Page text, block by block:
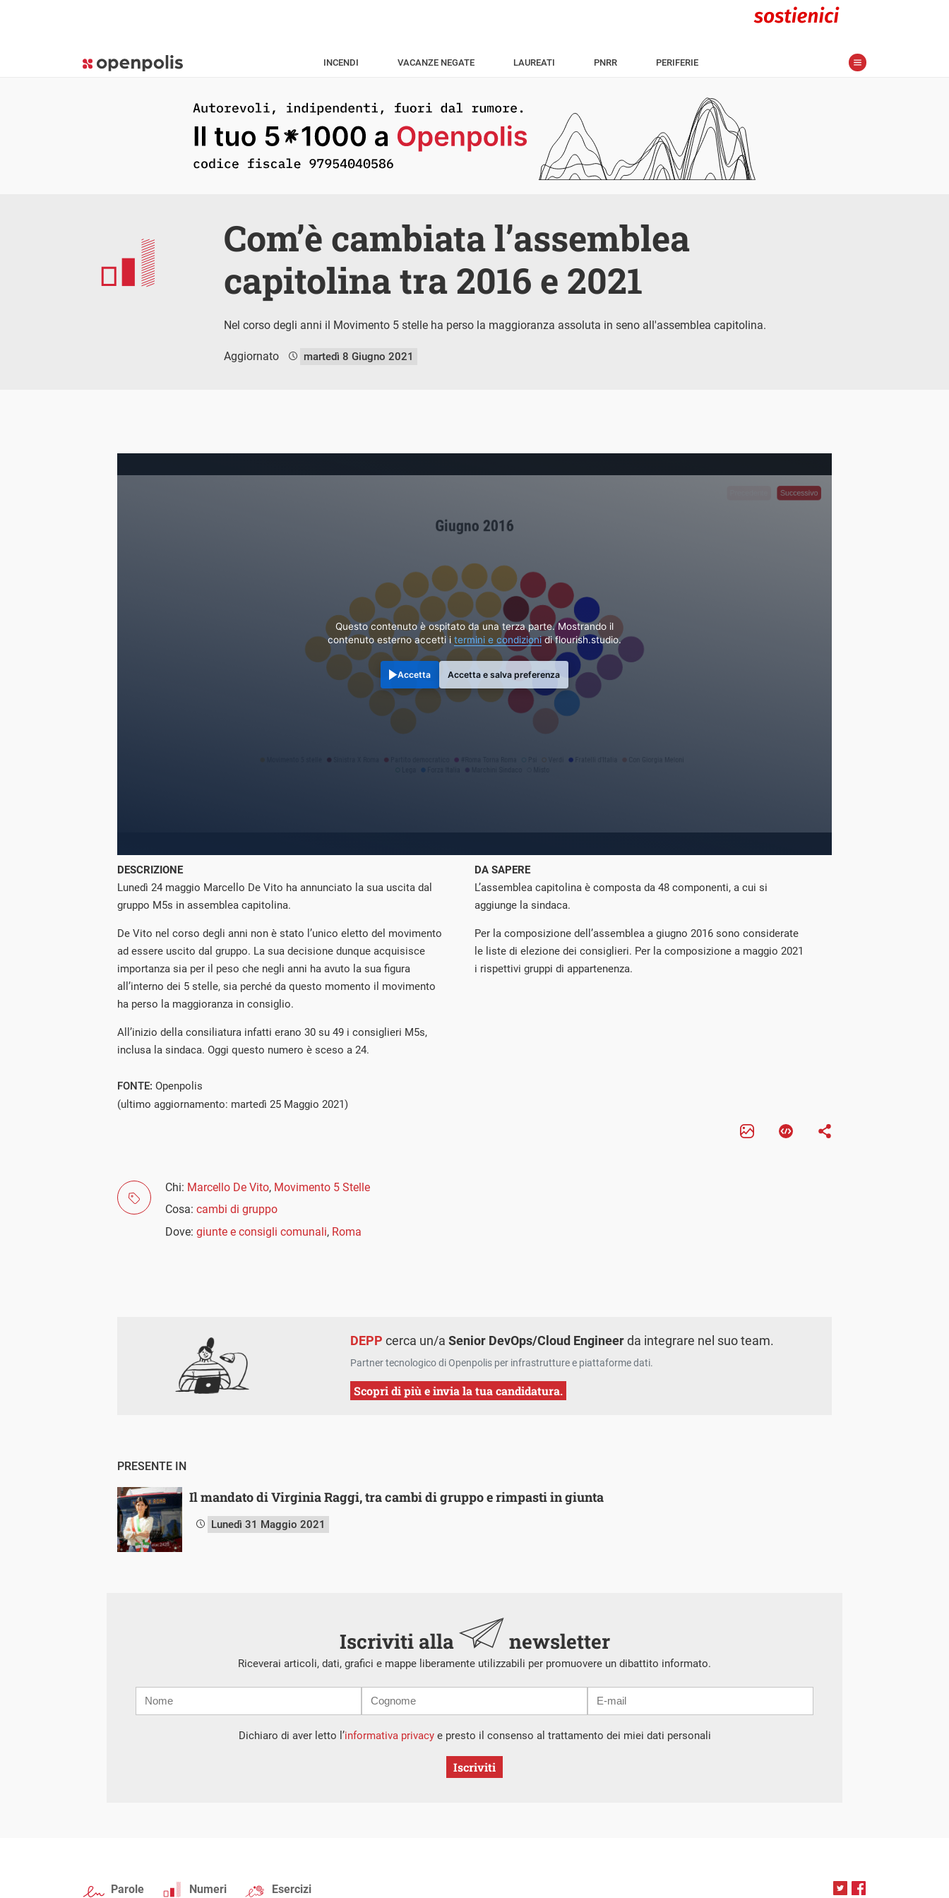
INCENDI VACANZE NEGATE LAUREATI PNRR PERIFERIE
Com’è cambiata l’assemblea
capitolina tra 2016 e 2021
Nel corso degli anni il Movimento 5 stelle ha perso la maggioranza assoluta in seno all'assemblea capitolina.
Aggiornato martedì 8 Giugno 2021
Questo contenuto è ospitato da una terza parte. Mostrando il
contenuto esterno accetti i termini e condizionidi flourish.studio.
Accetta Accetta e salva preferenza
DESCRIZIONE
Lunedì 24 maggio Marcello De Vito ha annunciato la sua uscita dal
gruppo M5s in assemblea capitolina.
De Vito nel corso degli anni non è stato l’unico eletto del movimento
ad essere uscito dal gruppo. La sua decisione dunque acquisisce
importanza sia per il peso che negli anni ha avuto la sua figura
all’interno dei 5 stelle, sia perché da questo momento il movimento
ha perso la maggioranza in consiglio.
All’inizio della consiliatura infatti erano 30 su 49 i consiglieri M5s,
inclusa la sindaca. Oggi questo numero è sceso a 24.
DA SAPERE
L’assemblea capitolina è composta da 48 componenti, a cui si
aggiunge la sindaca.
Per la composizione dell’assemblea a giugno 2016 sono considerate
le liste di elezione dei consiglieri. Per la composizione a maggio 2021
i rispettivi gruppi di appartenenza.
FONTE: Openpolis
(ultimo aggiornamento: martedì 25 Maggio 2021)
Chi: Marcello De Vito, Movimento 5 Stelle
Cosa: cambi di gruppo
Dove: giunte e consigli comunali, Roma
DEPP cerca un/aSenior DevOps/Cloud Engineerda integrare nel suo team.
Partner tecnologico di Openpolis per infrastrutture e piattaforme dati.
Scopri di più e invia la tua candidatura.
PRESENTE IN
Il mandato di Virginia Raggi, tra cambi di gruppo e rimpasti in giunta
Lunedì 31 Maggio 2021
Iscriviti alla newsletter
Riceverai articoli, dati, grafici e mappe liberamente utilizzabili per promuovere un dibattito informato.
mail
Dichiaro di aver letto l’informativa privacye presto il consenso al trattamento dei miei dati personali
Iscriviti
Parole Numeri Esercizi